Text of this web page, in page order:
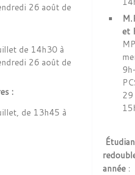
26 août de
de 14h30 à
26 août de
:
de 13h45 à
et
année :